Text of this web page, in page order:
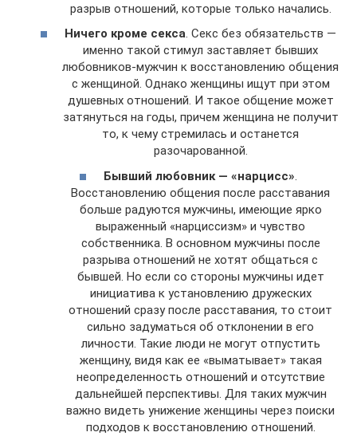
разрыв отношений, которые только начались.
Ничего кроме секса. Секс без обязательств —
именно такой стимул заставляет бывших
любовников-мужчин к восстановлению общения
с женщиной. Однако женщины ищут при этом
душевных отношений. И такое общение может
затянуться на годы, причем женщина не получит
то, к чему стремилась и останется
разочарованной.
Бывший любовник — «нарцисс»
Восстановлению общения после расставания
больше радуются мужчины, имеющие ярко
выраженный «нарциссизм» и чувство
собственника. В основном мужчины после
разрыва отношений не хотят общаться с
бывшей. Но если со стороны мужчины идет
инициатива к установлению дружеских
отношений сразу после расставания, то стоит
сильно задуматься об отклонении в его
личности. Такие люди не могут отпустить
женщину, видя как ее «выматывает» такая
неопределенность отношений и отсутствие
дальнейшей перспективы. Для таких мужчин
важно видеть унижение женщины через поиски
подходов к восстановлению отношений.